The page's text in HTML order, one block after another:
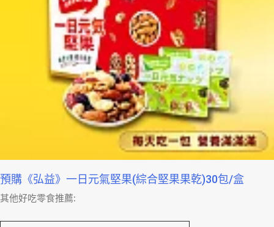
預購《弘益》一日元氣堅果(綜合堅果果乾)30包/盒
其他好吃零食推薦: